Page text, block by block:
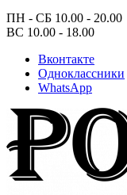
ПН - СБ 10.00 - 20.00
ВС 10.00 - 18.00
Вконтакте
Одноклассники
WhatsApp